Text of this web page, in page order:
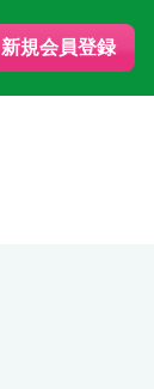
新規会員登録